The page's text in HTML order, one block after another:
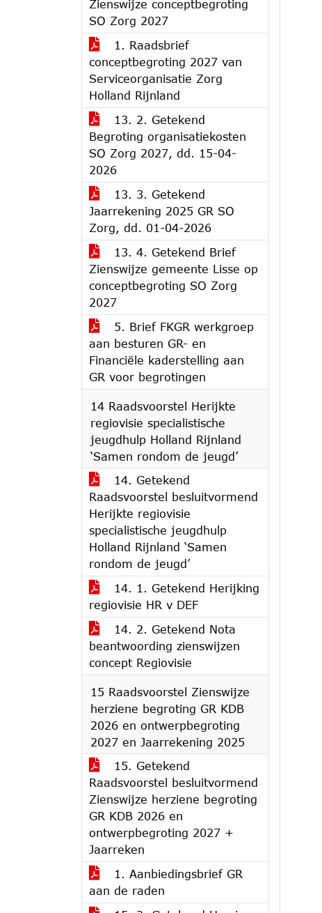
Zienswijze conceptbegroting
SO Zorg 2027
1. Raadsbrief
conceptbegroting 2027 van
Serviceorganisatie Zorg
Holland Rijnland
13. 2. Getekend
Begroting organisatiekosten
SO Zorg 2027, dd. 15-04-
2026
13. 3. Getekend
Jaarrekening 2025 GR SO
Zorg, dd. 01-04-2026
13. 4. Getekend Brief
Zienswijze gemeente Lisse op
conceptbegroting SO Zorg
2027
5. Brief FKGR werkgroep
aan besturen GR- en
Financiële kaderstelling aan
GR voor begrotingen
14 Raadsvoorstel Herijkte
regiovisie specialistische
jeugdhulp Holland Rijnland
‘Samen rondom de jeugd’
14. Getekend
Raadsvoorstel besluitvormend
Herijkte regiovisie
specialistische jeugdhulp
Holland Rijnland ‘Samen
rondom de jeugd’
14. 1. Getekend Herijking
regiovisie HR v DEF
14. 2. Getekend Nota
beantwoording zienswijzen
concept Regiovisie
15 Raadsvoorstel Zienswijze
herziene begroting GR KDB
2026 en ontwerpbegroting
2027 en Jaarrekening 2025
15. Getekend
Raadsvoorstel besluitvormend
Zienswijze herziene begroting
GR KDB 2026 en
ontwerpbegroting 2027 +
Jaarreken
1. Aanbiedingsbrief GR
aan de raden